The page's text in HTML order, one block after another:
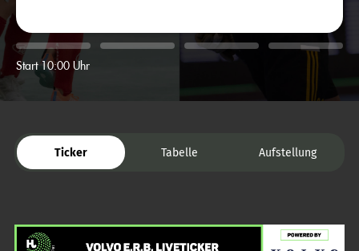
Start 10:00 Uhr
Ticker Tabelle Aufstellung